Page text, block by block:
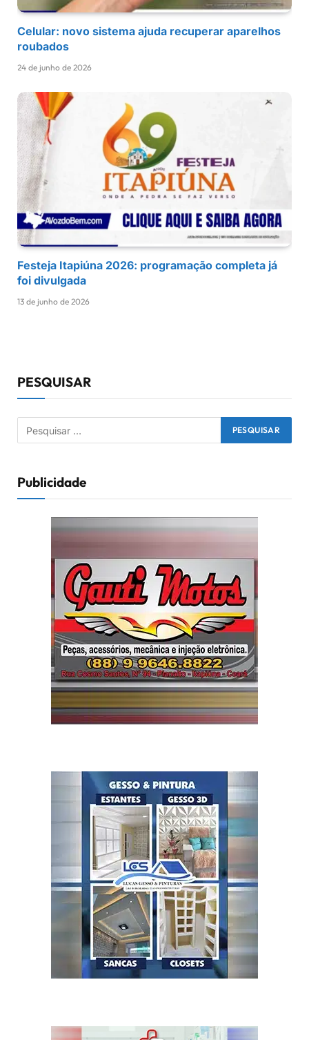
Celular: novo sistema ajuda recuperar aparelhos
roubados
24 de junho de 2026
Festeja Itapiúna 2026: programação completa já
foi divulgada
13 de junho de 2026
PESQUISAR
Publicidade